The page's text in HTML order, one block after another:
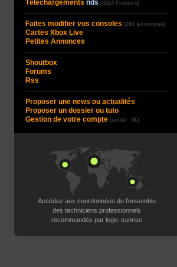
Téléchargements nds (4824 Fichiers)
Faites modifier vos consoles (284 Annonces)
Cartes Xbox Live
Petites Annonces
Shoutbox
Forums
Rss
Proposer une news ou actualités
Proposer un dossier ou tuto
Gestion de votre compte (solde : 0€)
Accédez aux coordonnées de l’ensemble
des techniciens professionnels
recommandés par logic-sunrise